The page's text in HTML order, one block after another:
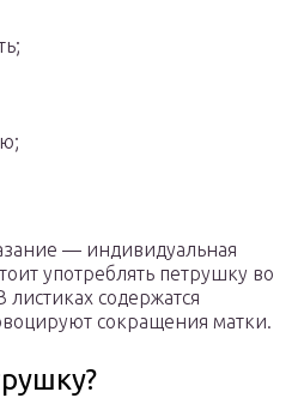
— индивидуальная
употреблять петрушку во
содержатся
сокращения матки.